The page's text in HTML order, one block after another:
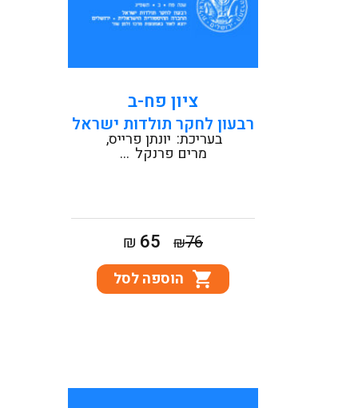
ציון פח-ב
רבעון לחקר תולדות ישראל
בעריכת: יונתן פרייס
מרים פרנקל...
₪76
המחיר
המקורי
היה:
₪65
המחיר
הנוכחי
הוא:
הוספה לסל